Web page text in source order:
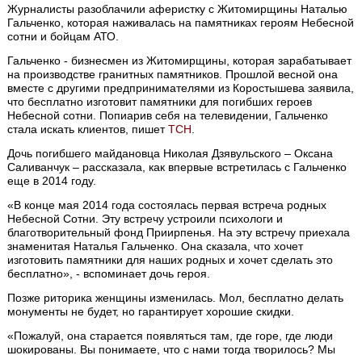
Журналисты разоблачили аферистку с Житомирщины Наталью
Гальченко, которая наживалась на памятниках героям Небесной
сотни и бойцам АТО.
Гальченко - бизнесмен из Житомирщины, которая зарабатывает
на производстве гранитных памятников. Прошлой весной она
вместе с другими предпринимателями из Коростышева заявила,
что бесплатно изготовит памятники для погибших героев
Небесной сотни. Попиарив себя на телевидении, Гальченко
стала искать клиентов, пишетТСН
Дочь погибшего майдановца Николая Дзявульского – Оксана
Саливанчук – рассказала, как впервые встретилась с Гальченко
еще в 2014 году.
«В конце мая 2014 года состоялась первая встреча родных
Небесной Сотни. Эту встречу устроили психологи и
благотворительный фонд Приирпенья. На эту встречу приехала
знаменитая Наталья Гальченко. Она сказала, что хочет
изготовить памятники для наших родных и хочет сделать это
бесплатно», - вспоминает дочь героя.
Позже риторика женщины изменилась. Мол, бесплатно делать
монументы не будет, но гарантирует хорошие скидки.
«Пожалуй, она старается появляться там, где горе, где люди
шокированы. Вы понимаете, что с нами тогда творилось? Мы